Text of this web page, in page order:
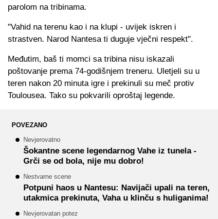
parolom na tribinama.
"Vahid na terenu kao i na klupi - uvijek iskren i
strastven. Narod Nantesa ti duguje vječni respekt".
Međutim, baš ti momci sa tribina nisu iskazali
poštovanje prema 74-godišnjem treneru. Uletjeli su u
teren nakon 20 minuta igre i prekinuli su meč protiv
Toulousea. Tako su pokvarili oproštaj legende.
POVEZANO
Nevjerovatno
Šokantne scene legendarnog Vahe iz tunela -
Grči se od bola, nije mu dobro!
Nestvarne scene
Potpuni haos u Nantesu: Navijači upali na teren,
utakmica prekinuta, Vaha u klinču s huliganima!
Nevjerovatan potez